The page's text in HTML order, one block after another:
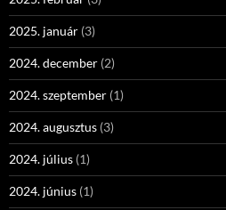
2025. január (3)
2024. december (2)
2024. szeptember (1)
2024. augusztus (3)
2024. július (1)
2024. június (1)